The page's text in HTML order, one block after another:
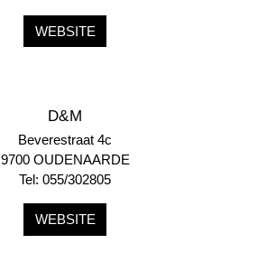
WEBSITE
D&M
Beverestraat 4c
9700 OUDENAARDE
Tel: 055/302805
WEBSITE